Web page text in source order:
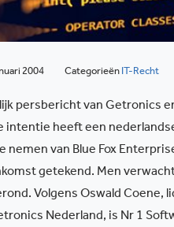
2004 Categorieën IT-Recht
persbericht van Getronics
intentie heeft een
nemen van Blue Fox
getekend. Men
Volgens Oswald Coene,
Nederland, is Nr 1